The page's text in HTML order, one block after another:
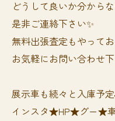
どうして良いか分からな
是非ご連絡下さい✨
無料出張査定もやって
お気軽にお問い合わせ下
展示車も続々と入庫予
インスタ★HP★グー★車